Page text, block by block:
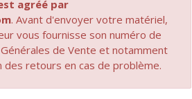
agréé par
. Avant d'envoyer votre matériel,
vous fournisse son numéro de
de Vente et notamment
des retours en cas de problème.